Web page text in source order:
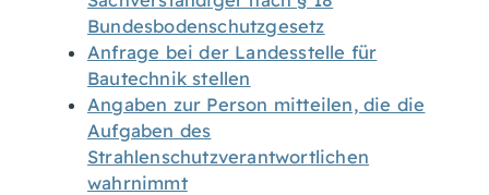
Bundesbodenschutzgesetz
Anfrage bei der Landesstelle für
Bautechnik stellen
Angaben zur Person mitteilen, die die
Aufgaben des
Strahlenschutzverantwortlichen
wahrnimmt